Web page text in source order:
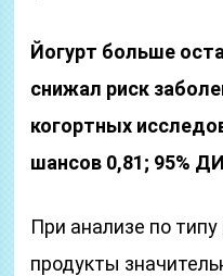
Йогурт больше
снижал риск
когортных
шансов 0,81; 95%
При анализе по
продукты